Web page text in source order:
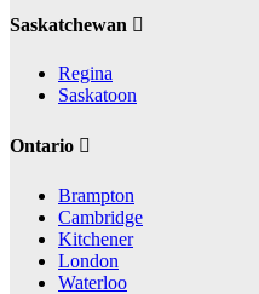
Saskatchewan
Regina
Saskatoon
Ontario
Brampton
Cambridge
Kitchener
London
Waterloo